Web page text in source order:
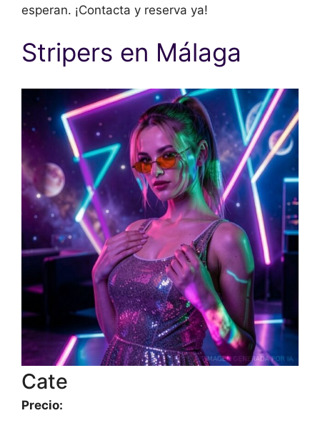
esperan. ¡Contacta y reserva ya!
Stripers en Málaga
Cate
Precio: